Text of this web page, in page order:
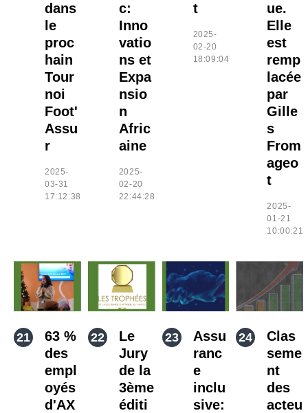
dans
le
proc
hain
Tour
noi
Foot'
Assu
r
2025-
03-31
17:12:38
c:
Inno
vatio
ns et
Expa
nsio
n
Afric
aine
2025-
02-20
22:44:28
t
2025-
02-20
18:09:04
ue.
Elle
est
remp
lacée
par
Gille
s
From
ageo
t
2025-
01-21
10:00:21
63 %
des
empl
oyés
d'AX
Le
Jury
de la
3ème
éditi
Assu
ranc
e
inclu
sive:
Clas
seme
nt
des
acteu